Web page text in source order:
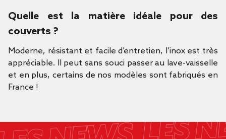
Quelle est la matière idéale pour des
couverts ?
Moderne, résistant et facile d’entretien, l’inox est très
appréciable. Il peut sans souci passer au lave-vaisselle
et en plus, certains de nos modèles sont fabriqués en
France !